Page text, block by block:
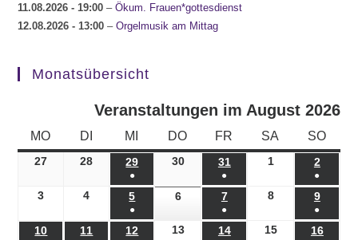
11.08.2026 - 19:00 –Ökum. Frauen*gottesdienst
12.08.2026 - 13:00 –Orgelmusik am Mittag
Monatsübersicht
Veranstaltungen im August 2026
MO MONTAG
DI DIENSTAG
MI MITTWOCH
DO DONNERSTAG
FR FREITAG
SA SAMSTAG
SO
27 27.07.2026
28 28.07.2026
29 29.07.2026
●
(1
Veranstaltung)
3030.07.2026
3131.07.2026
●
(1
Veranstaltung)
101.08.2026
2
●
(1
3 03.08.2026
4 04.08.2026
5 05.08.2026
●
(1
606.08.2026
707.08.2026
●
(1
808.08.2026
9
●
(1
10 10.08.2026
11 11.08.2026
12 12.08.2026
1313.08.2026
1414.08.2026
1515.08.2026
16